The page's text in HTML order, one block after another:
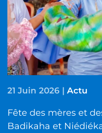
21 Juin 2026 | Actu
Fête des mères et
Badikaha et